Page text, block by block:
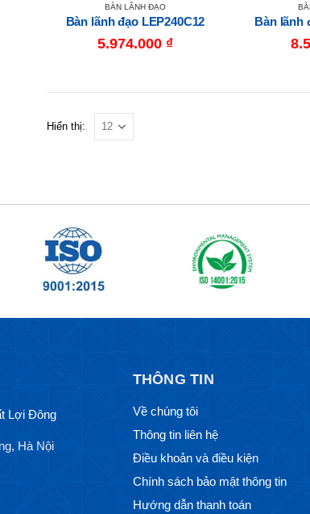
BÀN LÃNH ĐẠO
Bàn lãnh đạo LEP240C12
5.974.000 ₫
Bàn lãnh
Hiển thị:
Lợi Đông
Hà Nội
THÔNG TIN
Về chúng tôi
Thông tin liên hệ
Điều khoản và điều kiện
Chính sách bảo mật thông tin
Hướng dẫn thanh toán